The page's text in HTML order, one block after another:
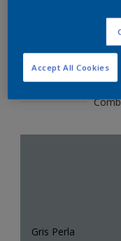
Gris Perla
Accept All Cookies